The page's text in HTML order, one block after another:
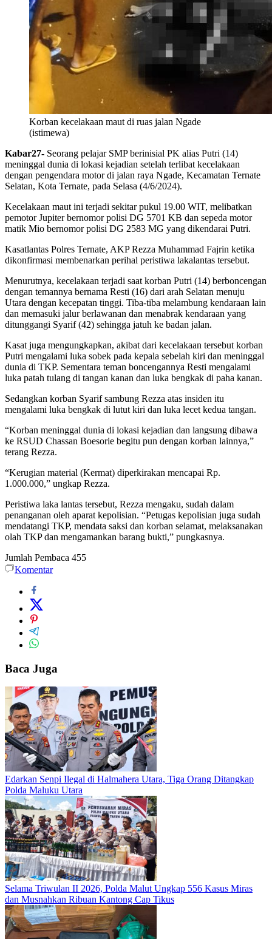
Korban kecelakaan maut di ruas jalan Ngade
(istimewa)
Kabar27- Seorang pelajar SMP berinisial PK alias Putri (14)
meninggal dunia di lokasi kejadian setelah terlibat kecelakaan
dengan pengendara motor di jalan raya Ngade, Kecamatan Ternate
Selatan, Kota Ternate, pada Selasa (4/6/2024).
Kecelakaan maut ini terjadi sekitar pukul 19.00 WIT, melibatkan
pemotor Jupiter bernomor polisi DG 5701 KB dan sepeda motor
matik Mio bernomor polisi DG 2583 MG yang dikendarai Putri.
Kasatlantas Polres Ternate, AKP Rezza Muhammad Fajrin ketika
dikonfirmasi membenarkan perihal peristiwa lakalantas tersebut.
Menurutnya, kecelakaan terjadi saat korban Putri (14) berboncengan
dengan temannya bernama Resti (16) dari arah Selatan menuju
Utara dengan kecepatan tinggi. Tiba-tiba melambung kendaraan lain
dan memasuki jalur berlawanan dan menabrak kendaraan yang
ditunggangi Syarif (42) sehingga jatuh ke badan jalan.
Kasat juga mengungkapkan, akibat dari kecelakaan tersebut korban
Putri mengalami luka sobek pada kepala sebelah kiri dan meninggal
dunia di TKP. Sementara teman boncengannya Resti mengalami
luka patah tulang di tangan kanan dan luka bengkak di paha kanan.
Sedangkan korban Syarif sambung Rezza atas insiden itu
mengalami luka bengkak di lutut kiri dan luka lecet kedua tangan.
“Korban meninggal dunia di lokasi kejadian dan langsung dibawa
ke RSUD Chassan Boesorie begitu pun dengan korban lainnya,”
terang Rezza.
“Kerugian material (Kermat) diperkirakan mencapai Rp.
1.000.000,” ungkap Rezza.
Peristiwa laka lantas tersebut, Rezza mengaku, sudah dalam
penanganan oleh aparat kepolisian. “Petugas kepolisian juga sudah
mendatangi TKP, mendata saksi dan korban selamat, melaksanakan
olah TKP dan mengamankan barang bukti,” pungkasnya.
Jumlah Pembaca 455
Komentar
Baca Juga
Edarkan Senpi Ilegal di Halmahera Utara, Tiga Orang Ditangkap
Polda Maluku Utara
Selama Triwulan II 2026, Polda Malut Ungkap 556 Kasus Miras
dan Musnahkan Ribuan Kantong Cap Tikus